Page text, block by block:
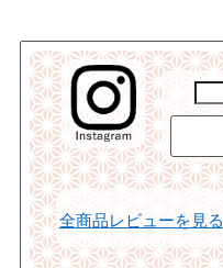
全商品レビューを見る